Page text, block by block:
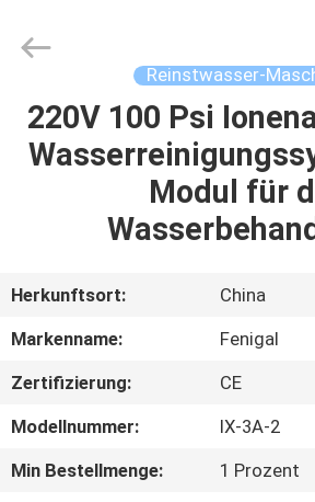
HAUS
PRODUKTE
UNS
AUSFLUG
Reserved.
Reinstwasser-
220V 100 Psi
Modul für
Herkunftsort:
China
Markenname:
Fenigal
Zertifizierung:
CE
Modellnummer:
IX-3A-2
Min Bestellmenge:
1 Prozent